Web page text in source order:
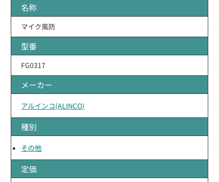
名称
マイク風防
型番
FG0317
メーカー
アルインコ(ALINCO)
種別
その他
定価